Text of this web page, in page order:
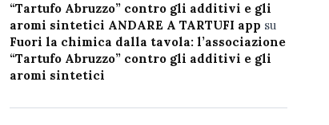
“Tartufo Abruzzo” contro gli additivi e gli
aromi sintetici ANDARE A TARTUFI app su
Fuori la chimica dalla tavola: l’associazione
“Tartufo Abruzzo” contro gli additivi e gli
aromi sintetici